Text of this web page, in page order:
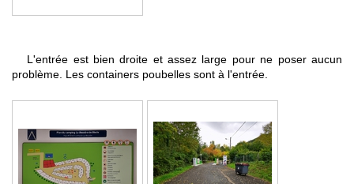
L'entrée est bien droite et assez large pour ne poser aucun
problème. Les containers poubelles sont à l'entrée.